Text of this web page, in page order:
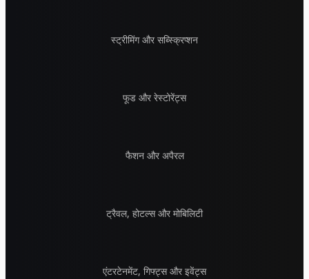
स्ट्रीमिंग और सब्स्क्रिप्शन
फूड और रेस्टोरेंट्स
फैशन और अपैरल
ट्रैवल, होटल्स और मोबिलिटी
एंटरटेनमेंट, गिफ्ट्स और इवेंट्स